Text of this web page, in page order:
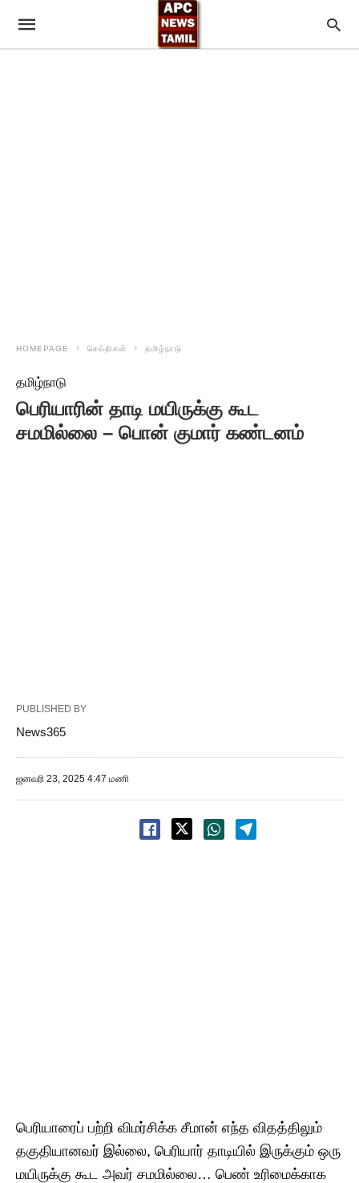
HOMEPAGE செய்திகள் தமிழ்நாடு
தமிழ்நாடு
பெரியாரின் தாடி மயிருக்கு கூட
சமமில்லை – பொன் குமார் கண்டனம்
PUBLISHED BY
News365
ஜனவரி 23, 2025 4:47 மணி
பெரியாரைப் பற்றி விமர்சிக்க சீமான் எந்த விதத்திலும்
தகுதியானவர் இல்லை, பெரியார் தாடியில் இருக்கும் ஒரு
மயிருக்கு கூட அவர் சமமில்லை… பெண் உரிமைக்காக